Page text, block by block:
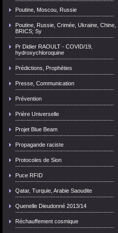
Poutine, Moscou, Russie
Poutine, Russie, Crimée, Ukraine, Chine,
BRICS; Sy
Pr Didier RAOULT - COVID/19,
hydroxychloroquine
Prédictions, Prophéties
Presse, Communication
Prévention
Prière Universelle
Projet Blue Beam
Propagande raciste
Protocoles de Sion
Puce RFID
Qatar, Turquie, Arabie Saoudite
Quenelle Dieudonné 2013/14
Réchauffement cosmique